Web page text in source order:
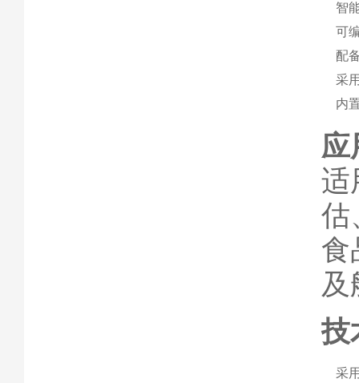
智
可
配
采
内
应
适
估
食
及
技
采